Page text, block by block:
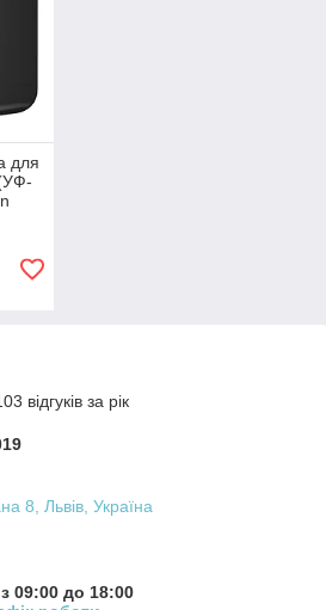
для
відгуків за рік
8, Львів, Україна
09:00 до 18:00